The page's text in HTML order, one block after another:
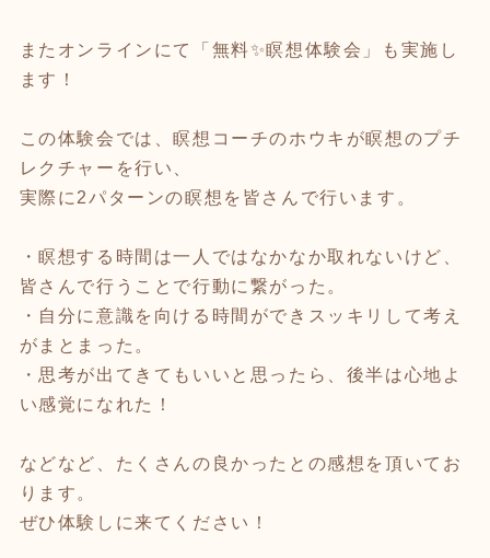
またオンラインにて「無料✨瞑想体験会」も実施し
ます！
この体験会では、瞑想コーチのホウキが瞑想のプチ
レクチャーを行い、
実際に2パターンの瞑想を皆さんで行います。
・瞑想する時間は一人ではなかなか取れないけど、
皆さんで行うことで行動に繋がった。
・自分に意識を向ける時間ができスッキリして考え
がまとまった。
・思考が出てきてもいいと思ったら、後半は心地よ
い感覚になれた！
などなど、たくさんの良かったとの感想を頂いてお
ります。
ぜひ体験しに来てください！